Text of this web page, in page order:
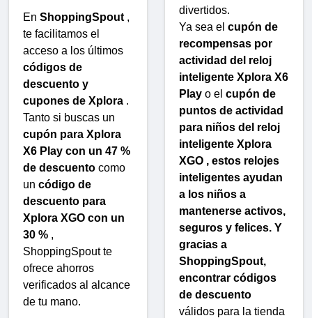
En ShoppingSpout ,
te facilitamos el
acceso a los últimos
códigos de
descuento y
cupones de Xplora .
Tanto si buscas un
cupón para Xplora
X6 Play con un 47 %
de descuento como
un código de
descuento para
Xplora XGO con un
30 % ,
ShoppingSpout te
ofrece ahorros
verificados al alcance
de tu mano.
divertidos.
Ya sea el cupón de
recompensas por
actividad del reloj
inteligente Xplora X6
Play o el cupón de
puntos de actividad
para niños del reloj
inteligente Xplora
XGO , estos relojes
inteligentes ayudan
a los niños a
mantenerse activos,
seguros y felices. Y
gracias a
ShoppingSpout,
encontrar códigos
de descuento
válidos para la tienda